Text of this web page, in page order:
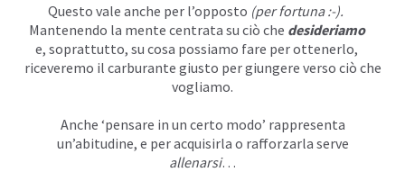
Questo vale anche per l’opposto (per fortuna :-).
Mantenendo la mente centrata su ciò che desideriamo
e, soprattutto, su cosa possiamo fare per ottenerlo,
riceveremo il carburante giusto per giungere verso ciò che
vogliamo.
Anche ‘pensare in un certo modo’ rappresenta
un’abitudine, e per acquisirla o rafforzarla serve
allenarsi…